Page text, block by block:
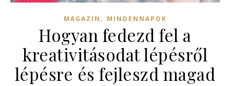
MAGAZIN , MINDENNAPOK
Hogyan fedezd fel a
kreativitásodat lépésről
lépésre és fejleszd magad